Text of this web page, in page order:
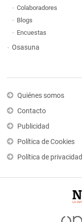
Colaboradores
Blogs
Encuestas
Osasuna
Quiénes somos
Contacto
Publicidad
Política de Cookies
Política de privacidad